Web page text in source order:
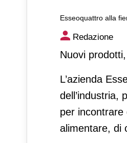
Esseoquattro alla
Redazione
Nuovi
L’azienda
dell’industria,
per incontrare
alimentare, di